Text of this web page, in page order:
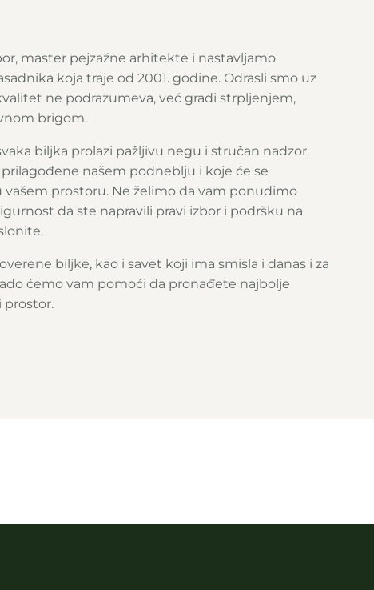
master pejzažne arhitekte i nastavljamo
koja traje od 2001. godine. Odrasli smo uz
ne podrazumeva, već gradi strpljenjem,
brigom.
biljka prolazi pažljivu negu i stručan nadzor.
našem podneblju i koje će se
vašem prostoru. Ne želimo da vam ponudimo
da ste napravili pravi izbor i podršku na
biljke, kao i savet koji ima smisla i danas i za
ćemo vam pomoći da pronađete najbolje
prostor.